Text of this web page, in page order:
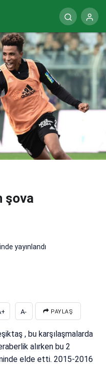
şova
yayınlandı
A- PAYLAŞ
, bu karşılaşmalarda
alırken bu 2
elde etti. 2015-2016